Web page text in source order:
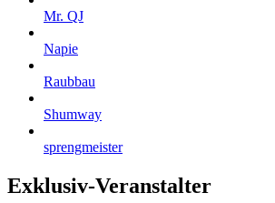
Mr. QJ
Napie
Raubbau
Shumway
sprengmeister
Exklusiv-Veranstalter